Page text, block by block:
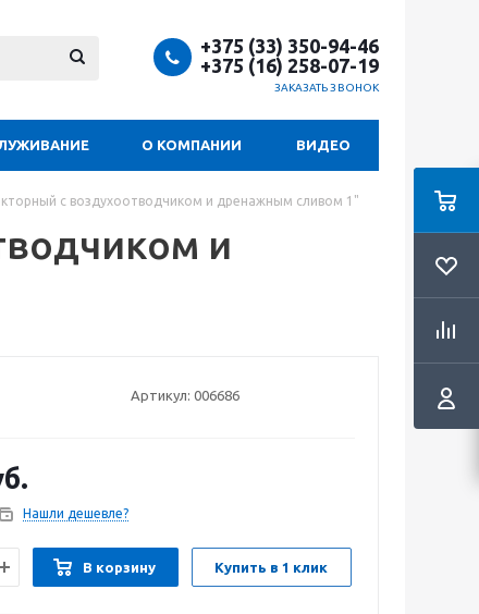
+375 (33) 350-94-46
+375 (16) 258-07-19
ЗАКАЗАТЬ ЗВОНОК
О КОМПАНИИ ВИДЕО
с воздухоотводчиком и дренажным сливом 1"
и
Артикул: 006686
Нашли дешевле?
В корзину Купить в 1 клик